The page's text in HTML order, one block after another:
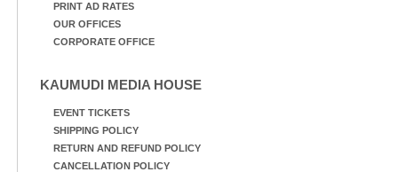
PRINT AD RATES
OUR OFFICES
CORPORATE OFFICE
KAUMUDI MEDIA HOUSE
EVENT TICKETS
SHIPPING POLICY
RETURN AND REFUND POLICY
CANCELLATION POLICY